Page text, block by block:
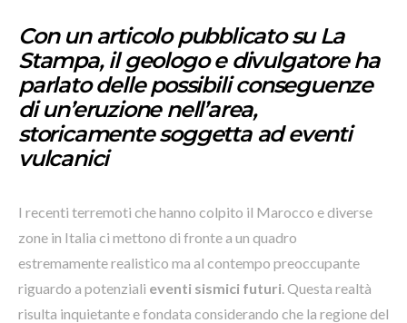
Con un articolo pubblicato su La
Stampa, il geologo e divulgatore ha
parlato delle possibili conseguenze
di un’eruzione nell’area,
storicamente soggetta ad eventi
vulcanici
I recenti terremoti che hanno colpito il Marocco e diverse
zone in Italia ci mettono di fronte a un quadro
estremamente realistico ma al contempo preoccupante
riguardo a potenziali eventi sismici futuri. Questa realtà
risulta inquietante e fondata considerando che la regione del